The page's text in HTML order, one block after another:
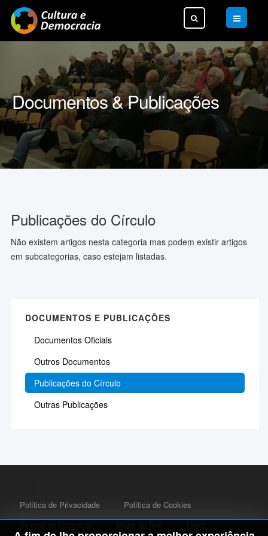
Pesquisar...
Documentos & Publicações
Publicações do Círculo
Não existem artigos nesta categoria mas podem existir artigos
em subcategorias, caso estejam listadas.
DOCUMENTOS E PUBLICAÇÕES
Documentos Oficiais
Outros Documentos
Publicações do Círculo
Outras Publicações
Política de Privacidade
Política de Cookies